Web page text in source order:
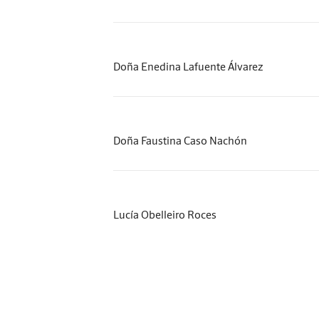
Doña Enedina Lafuente Álvarez
Doña Faustina Caso Nachón
Lucía Obelleiro Roces